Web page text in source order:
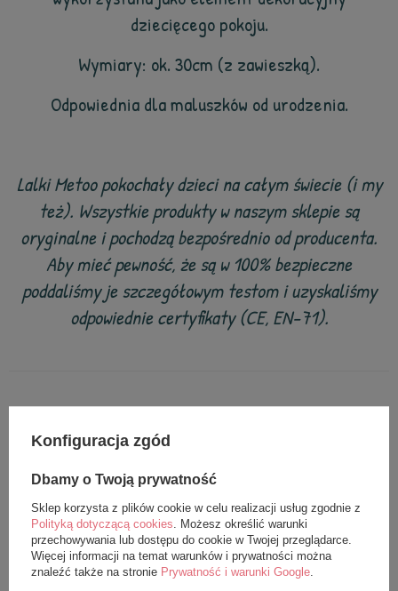
dziecięcego pokoju.
Wymiary: ok. 30cm (z zawieszką).
Odpowiednia dla maluszków od urodzenia.
Lalki Metoo pokochały dzieci na całym świecie (i my
też). Wszystkie produkty w naszym sklepie są
oryginalne i pochodzą bezpośrednio od producenta.
Aby mieć pewność, że są w 100% bezpieczne
poddaliśmy je szczegółowym testom i uzyskaliśmy
odpowiednie certyfikaty (CE, EN-71).
Konfiguracja zgód
Dbamy o Twoją prywatność
Sklep korzysta z plików cookie w celu realizacji usług zgodnie z
Polityką dotyczącą cookies . Możesz określić warunki
przechowywania lub dostępu do cookie w Twojej przeglądarce.
Więcej informacji na temat warunków i prywatności można
znaleźć także na stronie Prywatność i warunki Google